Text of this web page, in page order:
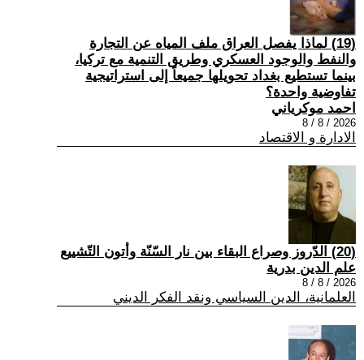
(19) لماذا يفصل العراق ملف المياه عن التجارة
والنفط والوجود العسكري وطريق التنمية مع تركيا،
بينما تستطيع بغداد تحويلها جميعاً إلى استراتيجية
تفاوضية واحدة؟
احمد موكرياني
2026 / 8 / 8
الادارة و الاقتصاد
(20) الدّروز وصراع البقاء بين نار السّنّة وأتون التّشييع
علم الدين بدرية
2026 / 8 / 8
العلمانية، الدين السياسي ونقد الفكر الديني